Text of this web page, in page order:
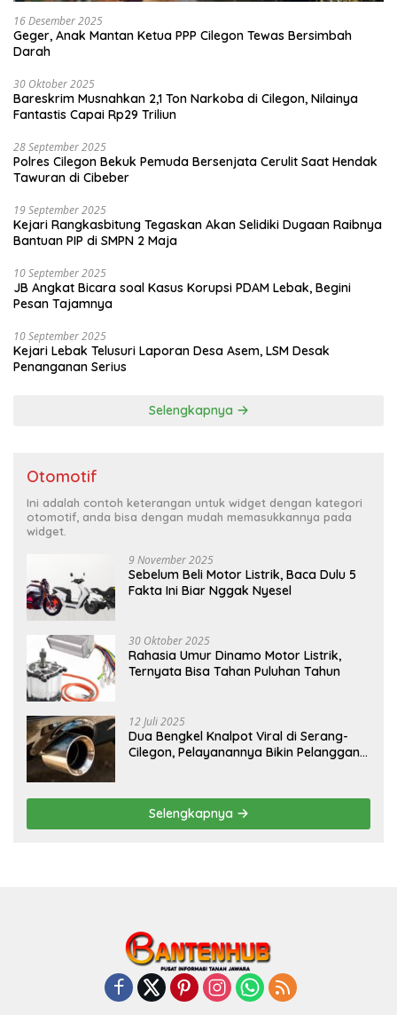
16 Desember 2025
Geger, Anak Mantan Ketua PPP Cilegon Tewas Bersimbah
Darah
30 Oktober 2025
Bareskrim Musnahkan 2,1 Ton Narkoba di Cilegon, Nilainya
Fantastis Capai Rp29 Triliun
28 September 2025
Polres Cilegon Bekuk Pemuda Bersenjata Cerulit Saat Hendak
Tawuran di Cibeber
19 September 2025
Kejari Rangkasbitung Tegaskan Akan Selidiki Dugaan Raibnya
Bantuan PIP di SMPN 2 Maja
10 September 2025
JB Angkat Bicara soal Kasus Korupsi PDAM Lebak, Begini
Pesan Tajamnya
10 September 2025
Kejari Lebak Telusuri Laporan Desa Asem, LSM Desak
Penanganan Serius
Selengkapnya
Otomotif
Ini adalah contoh keterangan untuk widget dengan kategori
otomotif, anda bisa dengan mudah memasukkannya pada
widget.
9 November 2025
Sebelum Beli Motor Listrik, Baca Dulu 5
Fakta Ini Biar Nggak Nyesel
30 Oktober 2025
Rahasia Umur Dinamo Motor Listrik,
Ternyata Bisa Tahan Puluhan Tahun
12 Juli 2025
Dua Bengkel Knalpot Viral di Serang-
Cilegon, Pelayanannya Bikin Pelanggan
Selengkapnya